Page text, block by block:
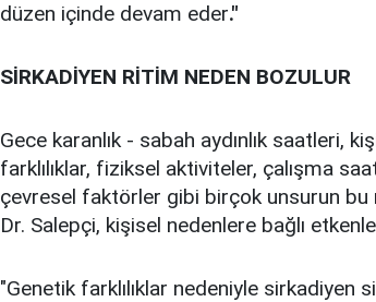
düzen içinde devam eder."
SİRKADİYEN RİTİM NEDEN BOZULUR
Gece karanlık - sabah aydınlık saatleri,
farklılıklar, fiziksel aktiviteler, çalışma
çevresel faktörler gibi birçok unsurun
Dr. Salepçi, kişisel nedenlere bağlı
"Genetik farklılıklar nedeniyle sirkadiyen